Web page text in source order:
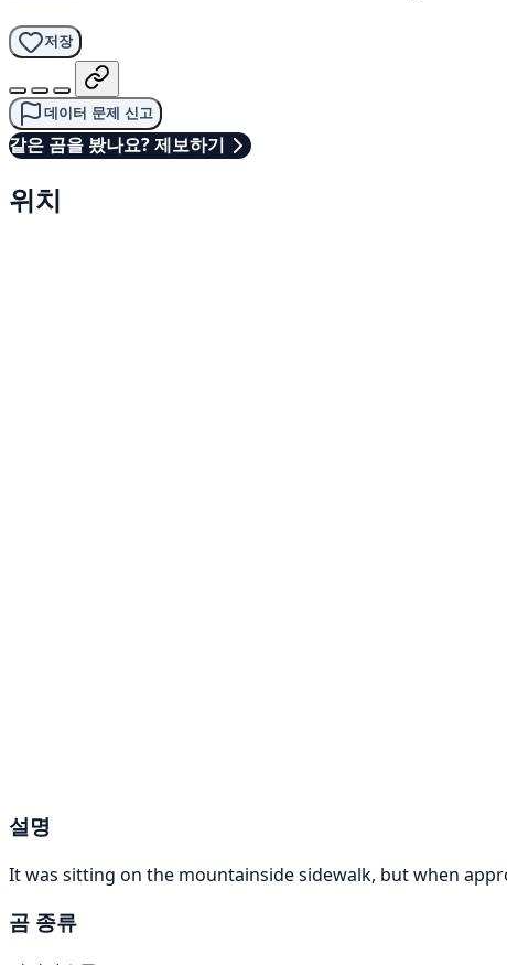
저장
데이터 문제 신고
같은 곰을 봤나요? 제보하기
위치
설명
It was sitting on the mountainside sidewalk, but when
곰 종류